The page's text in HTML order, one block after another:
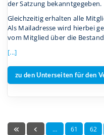
der Satzung bekanntgegeben.
Gleichzeitig erhalten alle
Als Mailadresse wird hierbei
vom Mitglied über die
[...]
zu den Unterseiten für den
… 61 62